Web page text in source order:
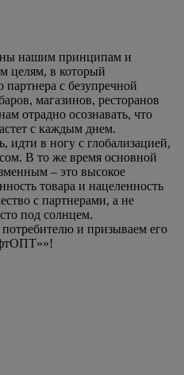
нашим принципам и
целям, в который
партнера с безупречной
магазинов, ресторанов
отрадно осознавать, что
с каждым днем.
в ногу с глобализацией,
В то же время основной
– это высокое
товара и нацеленность
с партнерами, а не
под солнцем.
и призываем его